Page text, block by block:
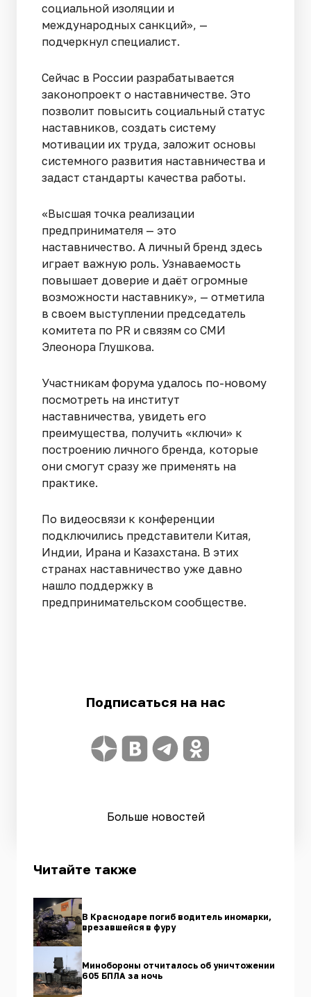
социальной изоляции и
международных санкций», —
подчеркнул специалист.
Сейчас в России разрабатывается
законопроект о наставничестве. Это
позволит повысить социальный статус
наставников, создать систему
мотивации их труда, заложит основы
системного развития наставничества и
задаст стандарты качества работы.
«Высшая точка реализации
предпринимателя — это
наставничество. А личный бренд здесь
играет важную роль. Узнаваемость
повышает доверие и даёт огромные
возможности наставнику», — отметила
в своем выступлении председатель
комитета по PR и связям со СМИ
Элеонора Глушкова.
Участникам форума удалось по-новому
посмотреть на институт
наставничества, увидеть его
преимущества, получить «ключи» к
построению личного бренда, которые
они смогут сразу же применять на
практике.
По видеосвязи к конференции
подключились представители Китая,
Индии, Ирана и Казахстана. В этих
странах наставничество уже давно
нашло поддержку в
предпринимательском сообществе.
Подписаться на нас
Больше новостей
Читайте также
В Краснодаре погиб водитель иномарки,
врезавшейся в фуру
Минобороны отчиталось об уничтожении
605 БПЛА за ночь